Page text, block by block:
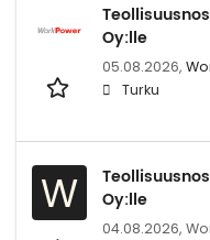
Oy:lle
05.08.2026,
Turku
W
Oy:lle
04.08.2026,